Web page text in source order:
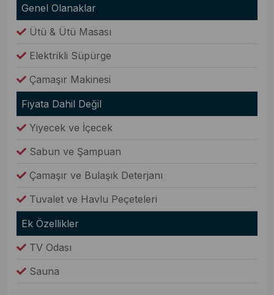
Genel Olanaklar
Ütü & Ütü Masası
Elektrikli Süpürge
Çamaşır Makinesi
Fiyata Dahil Değil
Yiyecek ve İçecek
Sabun ve Şampuan
Çamaşır ve Bulaşık Deterjanı
Tuvalet ve Havlu Peçeteleri
Ek Özellikler
TV Odası
Sauna